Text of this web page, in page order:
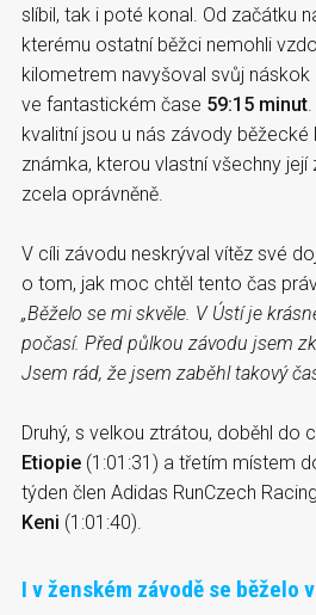
slíbil, tak i poté konal. Od začátku
kterému ostatní běžci nemohli
kilometrem navyšoval svůj
ve fantastickém čase 59:15 minut
kvalitní jsou u nás závody běžecké
známka, kterou vlastní všechny její
zcela oprávněně.
V cíli závodu neskrýval vítěz své
o tom, jak moc chtěl tento čas
„Běželo se mi skvěle. V Ústí je
počasí. Před půlkou závodu jsem
Jsem rád, že jsem zaběhl takový
Druhý, s velkou ztrátou, doběhl do
Etiopie (1:01:31) a třetím místem
týden člen Adidas RunCzech Racing
Keni (1:01:40).
I v ženském závodě se běželo